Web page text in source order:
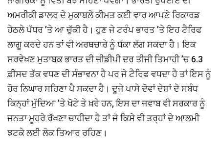
ਅਮਰੀਕੀ ਡਾਲਰ ਦੇ ਮੁਕਾਬਲੇ ਕੀਮਤ ਕਈ ਵਾਰ ਆਪਣੇ ਰਿਕਾਰਡ
ਹੇਠਲੇ ਪੱਧਰ ’ਤੇ ਆ ਚੁੱਕੀ ਹੈ। ਹੁਣ ਜੇ ਟਰੰਪ ਭਾਰਤ ’ਤੇ ਇਹ ਟੈਰਿਫ
ਲਾਗੂ ਕਰਦੇ ਹਨ ਤਾਂ ਵੀ ਅਰਥਚਾਰੇ ਨੂੰ ਧੱਕਾ ਲੱਗ ਸਕਦਾ ਹੈ। ਇਕ
ਸਰਵੇਖਣ ਮੁਤਾਬਕ ਭਾਰਤ ਦੀ ਜੀਡੀਪੀ ਦਰ ਤੀਜੀ ਤਿਮਾਹੀ ’ਚ 6.3
ਫ਼ੀਸਦ ਤੱਕ ਵਧਣ ਦੀ ਸੰਭਾਵਨਾ ਹੈ ਪਰ ਜੇ ਟੈਰਿਫ ਵਧਦਾ ਹੈ ਤਾਂ ਇਸ ਨੂੰ
ਹੋਰ ਨਿਘਾਰ ਸਹਿਣਾ ਪੈ ਸਕਦਾ ਹੈ। ਦੂਜੇ ਪਾਸੇ ਦੋਵਾਂ ਦੇਸ਼ਾਂ ਦੇ ਸਬੰਧ
ਕਿਨ੍ਹਾਂ ਮੁੱਦਿਆ ’ਤੇ ਖੋਟੇ ਤੇ ਖ਼ਰੇ ਹਨ, ਇਸ ਦਾ ਜਵਾਬ ਵੀ ਸਰਕਾਰ ਨੂੰ
ਜਨਤਾ ਮੂਹਰੇ ਰੱਖਣਾ ਚਾਹੀਦਾ ਹੈ ਤਾਂ ਜੋ ਕਿਸੇ ਵੀ ਤਰ੍ਹਾਂ ਦੇ ਆਲਮੀ
ਝਟਕੇ ਲਈ ਲੋਕ ਤਿਆਰ ਰਹਿਣ।